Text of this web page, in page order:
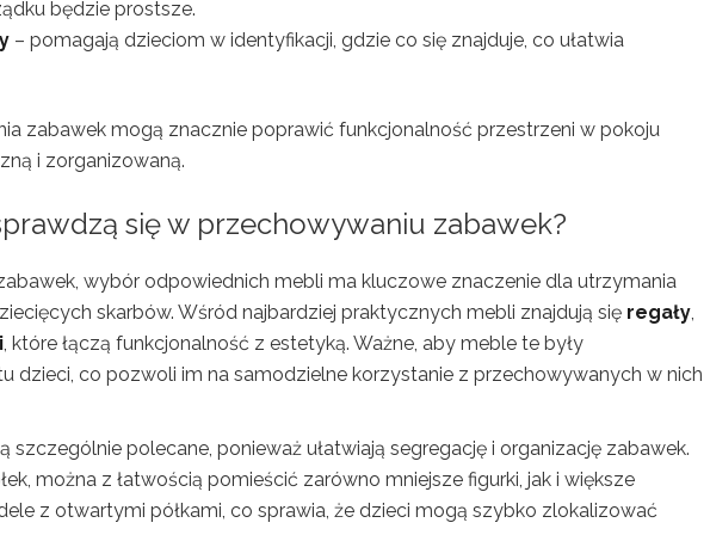
będzie prostsze.
– pomagają dzieciom w identyfikacji, gdzie co się znajduje, co ułatwia
zabawek mogą znacznie poprawić funkcjonalność przestrzeni w pokoju
i zorganizowaną.
się w przechowywaniu zabawek?
wybór odpowiednich mebli ma kluczowe znaczenie dla utrzymania
skarbów. Wśród najbardziej praktycznych mebli znajdują się regały,
, które łączą funkcjonalność z estetyką. Ważne, aby meble te były
dzieci, co pozwoli im na samodzielne korzystanie z przechowywanych w nich
szczególnie polecane, ponieważ ułatwiają segregację i organizację zabawek.
można z łatwością pomieścić zarówno mniejsze figurki, jak i większe
z otwartymi półkami, co sprawia, że dzieci mogą szybko zlokalizować